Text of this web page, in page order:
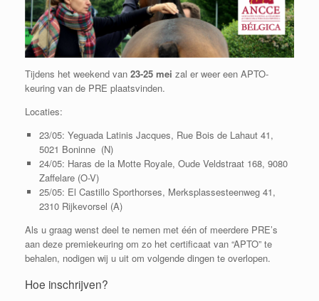
Tijdens het weekend van 23-25 mei zal er weer een APTO-
keuring van de PRE plaatsvinden.
Locaties:
23/05: Yeguada Latinis Jacques, Rue Bois de Lahaut 41,
5021 Boninne (N)
24/05: Haras de la Motte Royale, Oude Veldstraat 168, 9080
Zaffelare (O-V)
25/05: El Castillo Sporthorses, Merksplassesteenweg 41,
2310 Rijkevorsel (A)
Als u graag wenst deel te nemen met één of meerdere PRE’s
aan deze premiekeuring om zo het certificaat van “APTO” te
behalen, nodigen wij u uit om volgende dingen te overlopen.
Hoe inschrijven?